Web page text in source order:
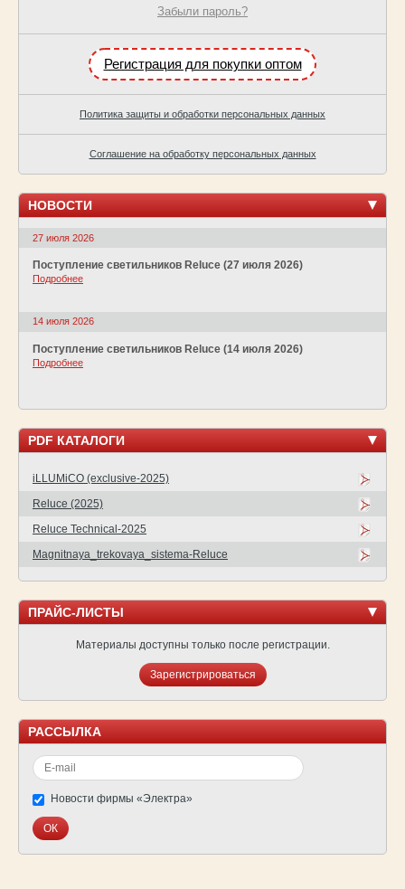
Забыли пароль?
Регистрация для покупки оптом
Политика защиты и обработки персональных данных
Соглашение на обработку персональных данных
НОВОСТИ
27 июля 2026
Поступление светильников Reluce (27 июля 2026)
Подробнее
14 июля 2026
Поступление светильников Reluce (14 июля 2026)
Подробнее
PDF КАТАЛОГИ
iLLUMiCO (exclusive-2025)
Reluce (2025)
Reluce Technical-2025
Magnitnaya_trekovaya_sistema-Reluce
ПРАЙС-ЛИСТЫ
Материалы доступны только после регистрации.
Зарегистрироваться
РАССЫЛКА
Новости фирмы «Электра»